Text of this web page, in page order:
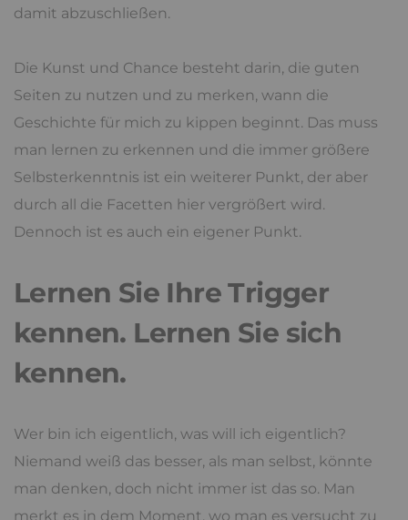
damit abzuschließen.
Die Kunst und Chance besteht darin, die guten
Seiten zu nutzen und zu merken, wann die
Geschichte für mich zu kippen beginnt. Das muss
man lernen zu erkennen und die immer größere
Selbsterkenntnis ist ein weiterer Punkt, der aber
durch all die Facetten hier vergrößert wird.
Dennoch ist es auch ein eigener Punkt.
Lernen Sie Ihre Trigger
kennen. Lernen Sie sich
kennen.
Wer bin ich eigentlich, was will ich eigentlich?
Niemand weiß das besser, als man selbst, könnte
man denken, doch nicht immer ist das so. Man
merkt es in dem Moment, wo man es versucht zu